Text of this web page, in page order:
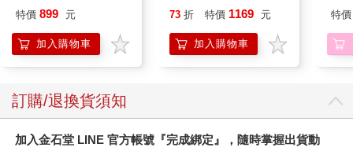
特價 899 元
加入購物車
凝露375ml/瓶-C1強健
調理頭皮洗髮液/0矽靈
滋潤洗頭髮水/一般髮
73 折 特價 1169 元
加入購物車
特價
訂購/退換貨須知
加入金石堂 LINE 官方帳號『完成綁定』，隨時掌握出貨動